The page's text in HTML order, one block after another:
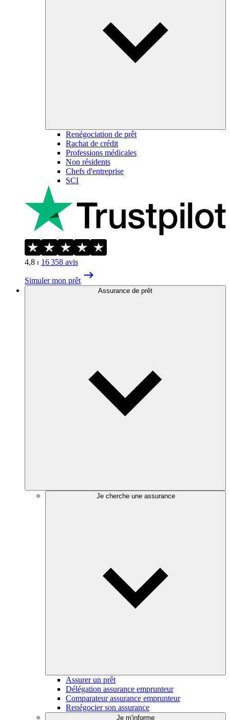
Renégociation de prêt
Rachat de crédit
Professions médicales
Non résidents
Chefs d'entreprise
SCI
4,8 ⏐ 16 358 avis
Simuler mon prêt
Assurance de prêt
Je cherche une assurance
Assurer un prêt
Délégation assurance emprunteur
Comparateur assurance emprunteur
Renégocier son assurance
Je m'informe